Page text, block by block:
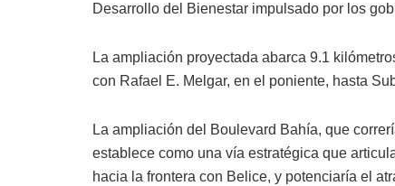
Desarrollo del Bienestar impulsado por los
La ampliación proyectada abarca 9.1
con Rafael E. Melgar, en el poniente, hasta
La ampliación del Boulevard Bahía, que
establece como una vía estratégica que
hacia la frontera con Belice, y potenciaría el